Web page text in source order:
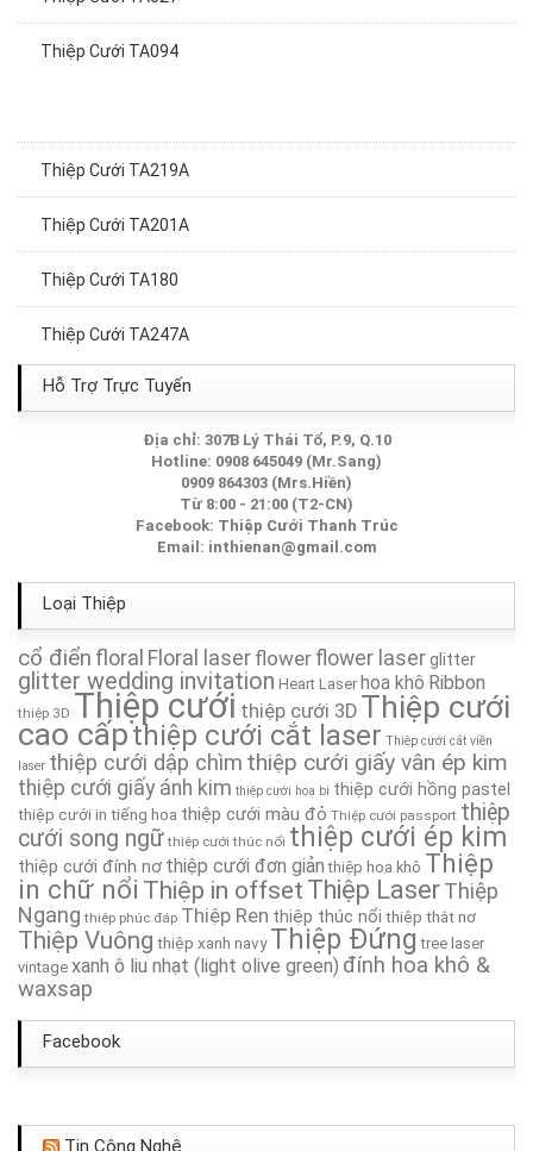
Thiệp Cưới TA094
Thiệp Cưới TA219A
Thiệp Cưới TA201A
Thiệp Cưới TA180
Thiệp Cưới TA247A
Thiệp cưới TA298
Thiệp Cưới TA139
Thiệp Cưới TA053
Thiệp Cưới TA072
Thiệp Cưới TA224A
Thiệp Cưới TA287
Thiệp Cưới TA009
Thiệp Cưới TA215A
Thiệp Cưới TA027
Thiệp Cưới TA094
Hỗ Trợ Trực Tuyến
Địa chỉ: 307B Lý Thái Tổ, P.9, Q.10
Hotline: 0908 645049 (Mr.Sang)
0909 864303 (Mrs.Hiền)
Từ 8:00 - 21:00 (T2-CN)
Facebook: Thiệp Cưới Thanh Trúc
Email: inthienan@gmail.com
Loại Thiệp
cổ điển floral Floral laser flower flower laserglitter
glitter wedding invitation Heart Laser hoa khô Ribbon
thiệp 3D Thiệp cưới thiệp cưới 3D Thiệp cưới
cao cấpthiệp cưới cắt laser Thiệp cưới cắt viền
laser thiệp cưới dập chìm thiệp cưới giấy vân ép kim
thiệp cưới giấy ánh kim thiệp cưới hoa bi thiệp cưới hồng pastel
thiệp cưới in tiếng hoa thiệp cưới màu đỏ Thiệp cưới passport thiệp
cưới song ngữ thiệp cưới thúc nổi thiệp cưới ép kim
thiệp cưới đính nơ thiệp cưới đơn giản thiệp hoa khô Thiệp
in chữ nổi Thiệp in offset Thiệp LaserThiệp
Ngang thiệp phúc đáp Thiệp Ren thiệp thúc nổi thiệp thắt nơ
Thiệp Vuông thiệp xanh navy Thiệp Đứng tree laser
vintage xanh ô liu nhạt (light olive green) đính hoa khô &
waxsap
Facebook
Tin Công Nghệ